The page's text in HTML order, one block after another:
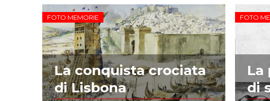
FOTO MEMORIE
La conquista crociata
di Lisbona
FOTO
La
di